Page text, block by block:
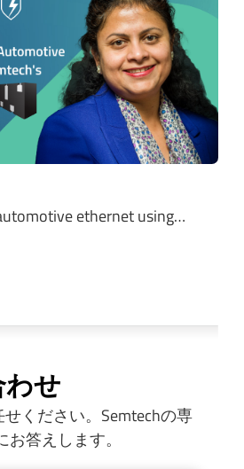
ethernet using…
せ
せください。Semtechの専
答えします。